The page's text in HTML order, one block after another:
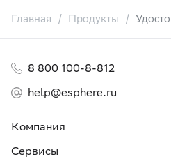
Главная Продукты
Компания
Сервисы
8 800 100-8-812
help@esphere.ru